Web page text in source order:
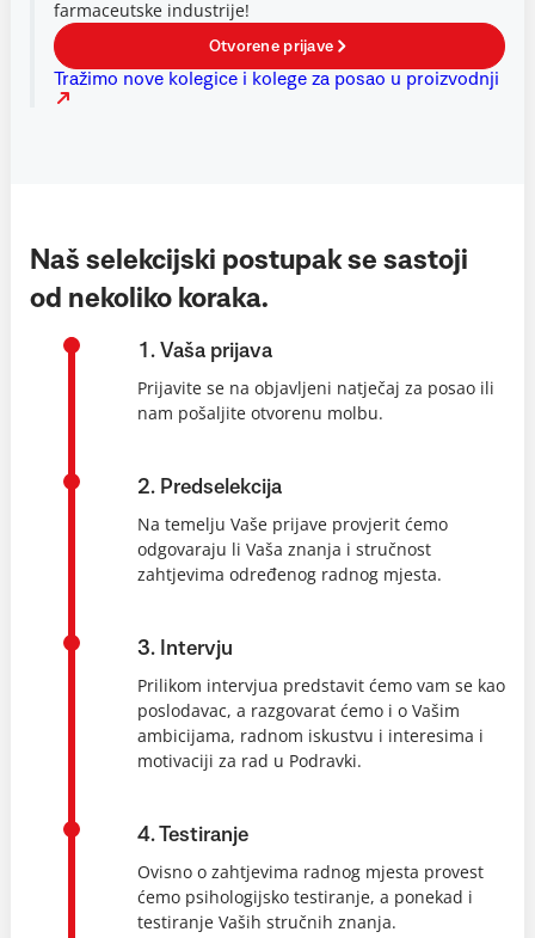
farmaceutske industrije!
Otvorene prijave
Tražimo nove kolegice i kolege za posao u proizvodnji
Naš selekcijski postupak se sastoji
od nekoliko koraka.
1. Vaša prijava
Prijavite se na objavljeni natječaj za posao ili
nam pošaljite otvorenu molbu.
2. Predselekcija
Na temelju Vaše prijave provjerit ćemo
odgovaraju li Vaša znanja i stručnost
zahtjevima određenog radnog mjesta.
3. Intervju
Prilikom intervjua predstavit ćemo vam se kao
poslodavac, a razgovarat ćemo i o Vašim
ambicijama, radnom iskustvu i interesima i
motivaciji za rad u Podravki.
4. Testiranje
Ovisno o zahtjevima radnog mjesta provest
ćemo psihologijsko testiranje, a ponekad i
testiranje Vaših stručnih znanja.